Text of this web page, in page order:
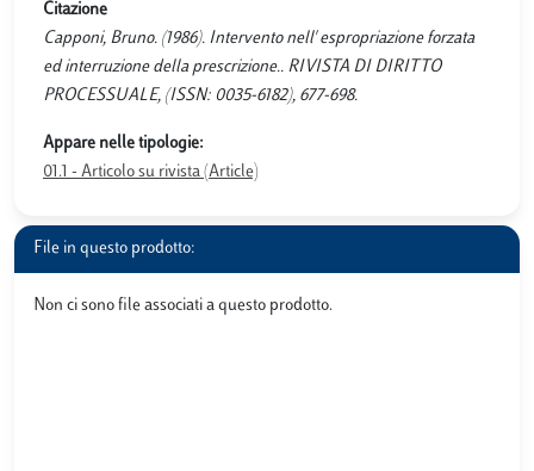
Citazione
Capponi, Bruno. (1986). Intervento nell' espropriazione forzata
ed interruzione della prescrizione.. RIVISTA DI DIRITTO
PROCESSUALE, (ISSN: 0035-6182), 677-698.
Appare nelle tipologie:
01.1 - Articolo su rivista (Article)
File in questo prodotto:
Non ci sono file associati a questo prodotto.